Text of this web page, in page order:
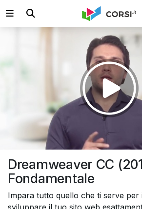
Dreamweaver CC
Fondamentale
Impara tutto quello che ti serve per
sviluppare il tuo sito web
il